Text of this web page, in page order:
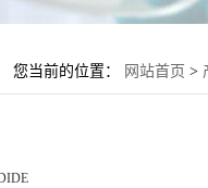
您当前的位置： 网站首页 >